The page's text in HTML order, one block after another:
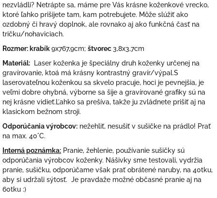
nezvládli? Netrápte sa, máme pre Vás krásne koženkové vrecko,
ktoré ľahko prišijete tam, kam potrebujete. Môže slúžiť ako
ozdobný či hravý doplnok, ale rovnako aj ako funkčná časť na
tričku/nohaviciach.
Rozmer: krabík9x767,9cm; štvorec3,8x3,7cm
Materiál: Laser koženka je špeciálny druh koženky určenej na
gravírovanie, ktoá má krásny kontrastný gravír/výpal.S
laserovateľnou koženkou sa skvelo pracuje, hoci je pevnejšia, je
veľmi dobre ohybná, výborne sa šije a gravírované grafiky sú na
nej krásne vidieť.Ľahko sa prešíva, takže ju zvládnete prišiť aj na
klasickom bežnom stroji.
Odporúčania výrobcov: nežehliť, nesušiť v sušičke na prádlo! Prať
na max. 40°C.
Interná poznámka: Pranie, žehlenie, používanie sušičky sú
odporúčania výrobcov koženky. Nášivky sme testovali, vydržia
pranie, sušičku, odporúčame však prať obrátené naruby, na 40tku,
aby si udržali sýtosť. Je pravdaže možné občasné pranie aj na
60tku :)